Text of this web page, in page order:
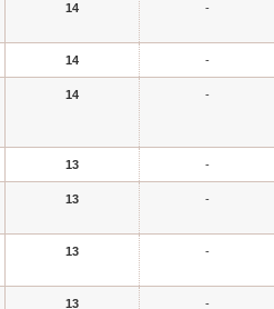
14 -
14 -
14 -
13 -
13 -
13 -
13 -